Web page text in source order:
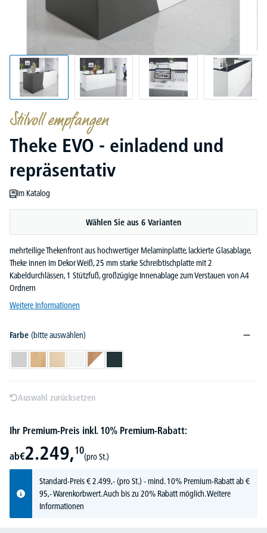
Stilvoll empfangen
Theke EVO - einladend und
repräsentativ
Im Katalog
Wählen Sie aus 6 Varianten
mehrteilige Thekenfront aus hochwertiger Melaminplatte, lackierte Glasablage,
Theke innen im Dekor Weiß, 25 mm starke Schreibtischplatte mit 2
Kabeldurchlässen, 1 Stützfuß, großzügige Innenablage zum Verstauen von A4
Ordnern
Weitere Informationen
Farbe (bitte auswählen)
Ahorndekor
Weiß
Auswahl zurücksetzen
Ihr Premium-Preis inkl. 10% Premium-Rabatt:
ab€2.249,10
(pro St.)
Standard-Preis€2.499,-(pro St.) - mind. 10% Premium-Rabatt ab €
95,- Warenkorbwert. Auch bis zu 20% Rabatt möglich.Weitere
Informationen